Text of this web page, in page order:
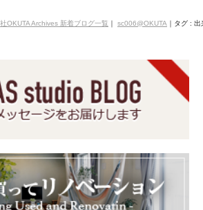
OKUTA Archives 新着ブログ一覧 ｜ sc006@OKUTA ｜ タグ :